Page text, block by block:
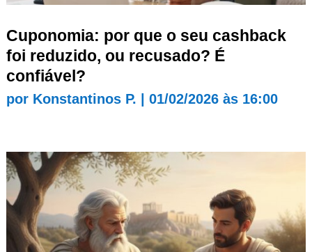
Cuponomia: por que o seu cashback
foi reduzido, ou recusado? É
confiável?
por Konstantinos P. 01/02/2026 às 16:00